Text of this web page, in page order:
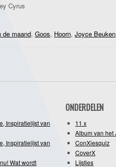
Cyrus
de maand, Goos, Hoorn, Joyce Beuken
Inspiratielijst van
Inspiratielijst van
Wat wordt
ONDERDELEN
11 x
Album van het
ConXiesquiz
CoverX
Lijstjes